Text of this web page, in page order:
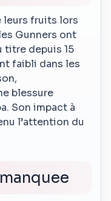
leurs fruits lors
Gunners ont
titre depuis 15
faibli dans les
blessure
Son impact à
l’attention du